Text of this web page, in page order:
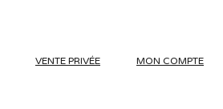
VENTE PRIVÉE MON COMPTE